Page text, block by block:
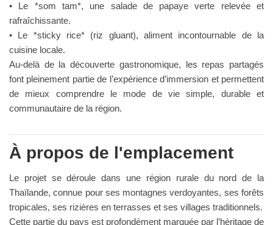
• Le *som tam*, une salade de papaye verte relevée et
rafraîchissante.
• Le *sticky rice* (riz gluant), aliment incontournable de la
cuisine locale.
Au-delà de la découverte gastronomique, les repas partagés
font pleinement partie de l’expérience d’immersion et permettent
de mieux comprendre le mode de vie simple, durable et
communautaire de la région.
À propos de l'emplacement
Le projet se déroule dans une région rurale du nord de la
Thaïlande, connue pour ses montagnes verdoyantes, ses forêts
tropicales, ses rizières en terrasses et ses villages traditionnels.
Cette partie du pays est profondément marquée par l’héritage de